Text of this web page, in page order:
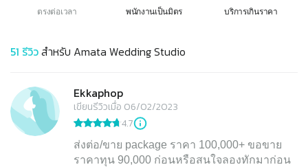
ตรงต่อเวลา พนักงานเป็นมิตร บริการเกินราคา
51 รีวิวสำหรับ Amata Wedding Studio
Ekkaphop
เขียนรีวิวเมื่อ 06/02/2023
4.7
ส่งต่อ/ขาย package ราคา 100,000+ ขอขาย
ราคาทุน 90,000 ก่อนหรือสนใจลองทักมาก่อน